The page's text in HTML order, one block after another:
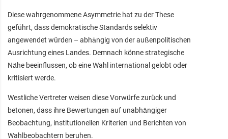
Diese wahrgenommene Asymmetrie hat zu der These
geführt, dass demokratische Standards selektiv
angewendet würden – abhängig von der außenpolitischen
Ausrichtung eines Landes. Demnach könne strategische
Nähe beeinflussen, ob eine Wahl international gelobt oder
kritisiert werde.
Westliche Vertreter weisen diese Vorwürfe zurück und
betonen, dass ihre Bewertungen auf unabhängiger
Beobachtung, institutionellen Kriterien und Berichten von
Wahlbeobachtern beruhen.